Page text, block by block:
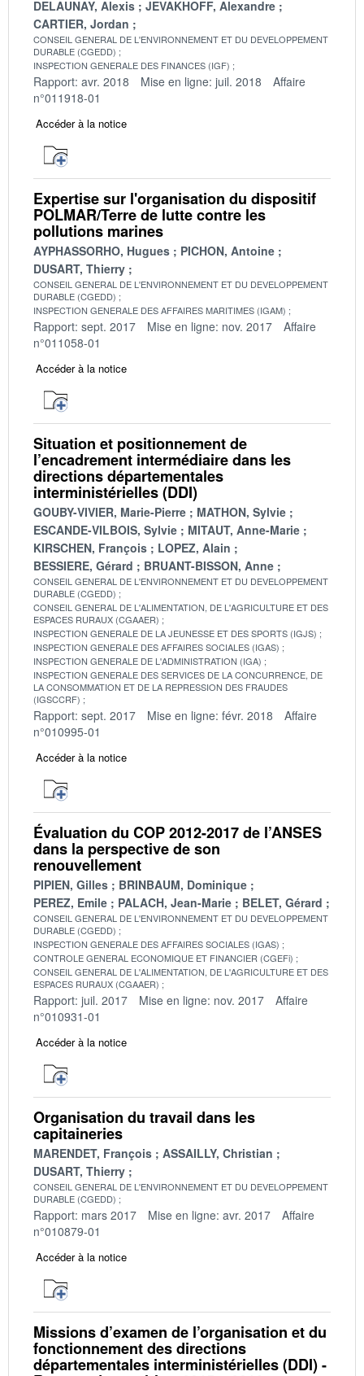
DELAUNAY, Alexis
JEVAKHOFF, Alexandre
CARTIER, Jordan
CONSEIL GENERAL DE L'ENVIRONNEMENT ET DU DEVELOPPEMENT
DURABLE (CGEDD)
INSPECTION GENERALE DES FINANCES (IGF)
Rapport: avr. 2018 Mise en ligne: juil. 2018
Affaire
n°011918-01
Accéder à la notice
Expertise sur l'organisation du dispositif
POLMAR/Terre de lutte contre les
pollutions marines
AYPHASSORHO, Hugues
PICHON, Antoine
DUSART, Thierry
CONSEIL GENERAL DE L'ENVIRONNEMENT ET DU DEVELOPPEMENT
DURABLE (CGEDD)
INSPECTION GENERALE DES AFFAIRES MARITIMES (IGAM)
Rapport: sept. 2017 Mise en ligne: nov. 2017
Affaire
n°011058-01
Accéder à la notice
Situation et positionnement de
l’encadrement intermédiaire dans les
directions départementales
interministérielles (DDI)
GOUBY-VIVIER, Marie-Pierre
MATHON, Sylvie
ESCANDE-VILBOIS, Sylvie
MITAUT, Anne-Marie
KIRSCHEN, François
LOPEZ, Alain
BESSIERE, Gérard
BRUANT-BISSON, Anne
CONSEIL GENERAL DE L'ENVIRONNEMENT ET DU DEVELOPPEMENT
DURABLE (CGEDD)
CONSEIL GENERAL DE L'ALIMENTATION, DE L'AGRICULTURE ET DES
ESPACES RURAUX (CGAAER)
INSPECTION GENERALE DE LA JEUNESSE ET DES SPORTS (IGJS)
INSPECTION GENERALE DES AFFAIRES SOCIALES (IGAS)
INSPECTION GENERALE DE L'ADMINISTRATION (IGA)
INSPECTION GENERALE DES SERVICES DE LA CONCURRENCE, DE
LA CONSOMMATION ET DE LA REPRESSION DES FRAUDES
(IGSCCRF)
Rapport: sept. 2017 Mise en ligne: févr. 2018
Affaire
n°010995-01
Accéder à la notice
Évaluation du COP 2012-2017 de l’ANSES
dans la perspective de son
renouvellement
PIPIEN, Gilles
BRINBAUM, Dominique
PEREZ, Emile
PALACH, Jean-Marie BELET, Gérard
CONSEIL GENERAL DE L'ENVIRONNEMENT ET DU DEVELOPPEMENT
DURABLE (CGEDD)
INSPECTION GENERALE DES AFFAIRES SOCIALES (IGAS)
CONTROLE GENERAL ECONOMIQUE ET FINANCIER (CGEFi)
CONSEIL GENERAL DE L'ALIMENTATION, DE L'AGRICULTURE ET DES
ESPACES RURAUX (CGAAER)
Rapport: juil. 2017 Mise en ligne: nov. 2017
Affaire
n°010931-01
Accéder à la notice
Organisation du travail dans les
capitaineries
MARENDET, François
ASSAILLY, Christian
DUSART, Thierry
CONSEIL GENERAL DE L'ENVIRONNEMENT ET DU DEVELOPPEMENT
DURABLE (CGEDD)
Rapport: mars 2017 Mise en ligne: avr. 2017
Affaire
n°010879-01
Accéder à la notice
Missions d’examen de l’organisation et du
fonctionnement des directions
départementales interministérielles (DDI) -